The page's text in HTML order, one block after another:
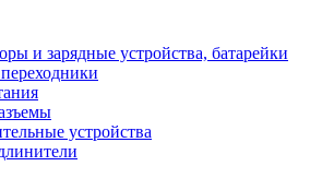
и зарядные устройства, батарейки
устройства